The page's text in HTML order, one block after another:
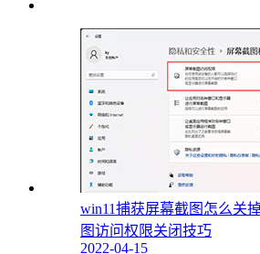
win11捕获屏幕截图怎么关
图访问权限关闭技巧
2022-04-15